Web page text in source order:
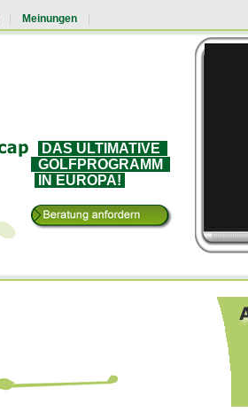
Meinungen
DAS ULTIMATIVE
GOLFPROGRAMM
IN EUROPA!